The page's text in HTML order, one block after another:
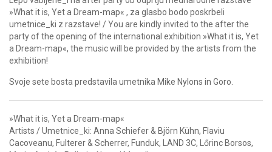
»What it is, Yet a Dream-map« , za glasbo bodo poskrbeli
umetnice_ki z razstave! / You are kindly invited to the after the
party of the opening of the international exhibition »What it is, Yet
a Dream-map«, the music will be provided by the artists from the
exhibition!
Svoje sete bosta predstavila umetnika Mike Nylons in Goro.
»What it is, Yet a Dream-map«
Artists / Umetnice_ki: Anna Schiefer & Björn Kühn, Flaviu
Cacoveanu, Fulterer & Scherrer, Funduk, LAND 3C, Lőrinc Borsos,